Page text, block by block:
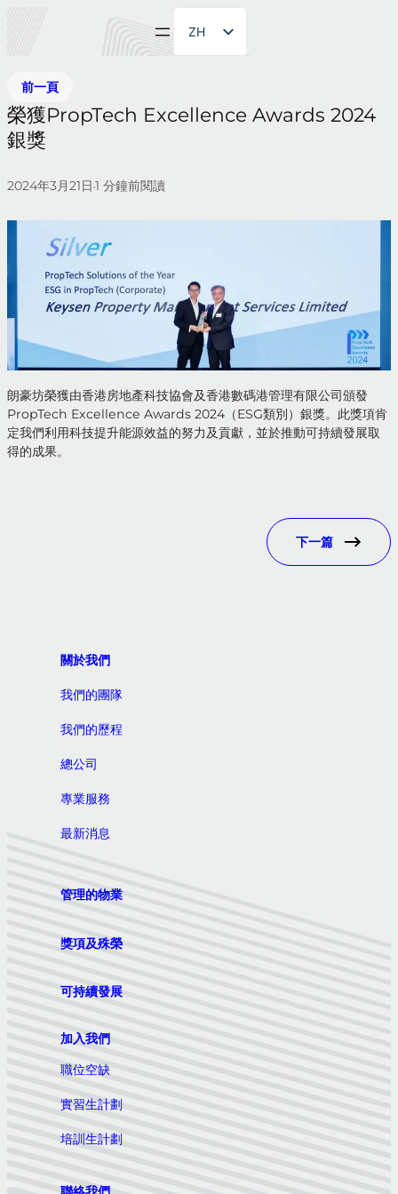
ZH
前一頁
榮獲PropTech Excellence Awards 2024
銀獎
2024年3月21日 •1 分鐘前閱讀
朗豪坊榮獲由香港房地產科技協會及香港數碼港管理有限公司頒發
PropTech Excellence Awards 2024（ESG類別）銀獎。此獎項肯
定我們利用科技提升能源效益的努力及貢獻，並於推動可持續發展取
得的成果。
下一篇
關於我們
我們的團隊
我們的歷程
總公司
專業服務
最新消息
管理的物業
獎項及殊榮
可持續發展
加入我們
職位空缺
實習生計劃
培訓生計劃